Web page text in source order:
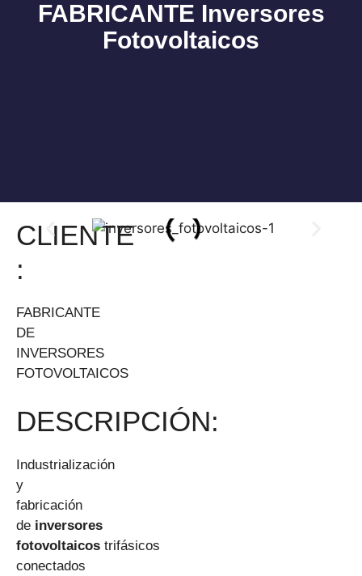
FABRICANTE Inversores
Fotovoltaicos
CLIENTE
:
FABRICANTE
DE
INVERSORES
FOTOVOLTAICOS
DESCRIPCIÓN:
Industrialización
y
fabricación
de inversores
fotovoltaicos trifásicos
conectados